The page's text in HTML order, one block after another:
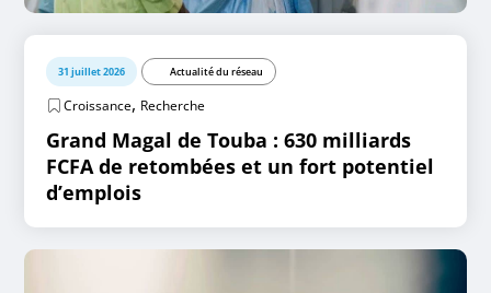
31 juillet 2026 Actualité du réseau
Croissance, Recherche
Grand Magal de Touba : 630 milliards
FCFA de retombées et un fort potentiel
d’emplois